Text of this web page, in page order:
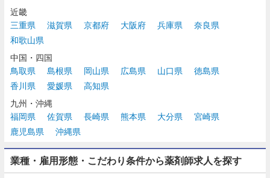
近畿
三重県
滋賀県 京都府 大阪府 兵庫県
奈良県
和歌山県
中国・四国
鳥取県
島根県 岡山県 広島県 山口県
徳島県
香川県
愛媛県
高知県
九州・沖縄
福岡県
佐賀県 長崎県 熊本県 大分県
宮崎県
鹿児島県
沖縄県
業種・雇用形態・こだわり条件から薬剤師求人を探す